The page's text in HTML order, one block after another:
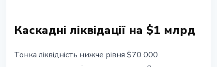
Каскадні ліквідації на $1 млрд
Тонка ліквідність нижче рівня $70 000